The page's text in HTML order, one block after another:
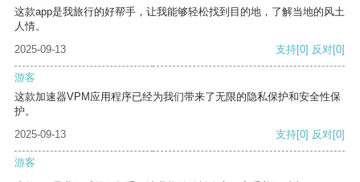
这款app是我旅行的好帮手，让我能够轻松找到目的地，了解当地的风土
人情。
2025-09-13
支持[0] 反对[0]
游客
这款加速器VPM应用程序已经为我们带来了无限的隐私保护和安全性保
护。
2025-09-13
支持[0] 反对[0]
游客